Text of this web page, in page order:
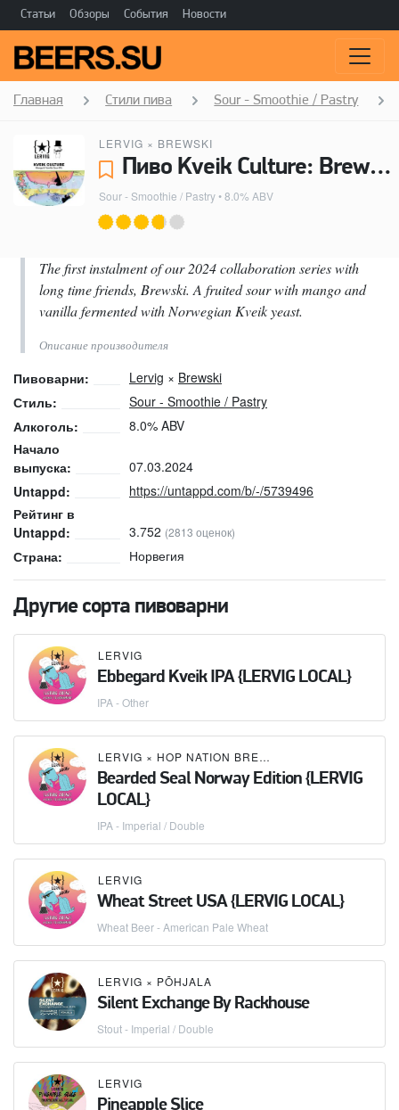
Статьи Обзоры События Новости
Главная Стили пива Sour - Smoothie / Pastry
LERVIG × BREWSKI
Пиво Kveik Culture: Brewski - Lervig, Brewski
Sour - Smoothie / Pastry• 8.0% ABV
The first instalment of our 2024 collaboration series with
long time friends, Brewski. A fruited sour with mango and
vanilla fermented with Norwegian Kveik yeast.
Описание производителя
Пивоварни: Lervig × Brewski
Стиль:
Sour - Smoothie / Pastry
Алкоголь:
8.0% ABV
Начало
выпуска:
07.03.2024
Untappd:
https://untappd.com/b/-/5739496
Рейтинг в
Untappd:
3.752 (2813 оценок)
Страна: Норвегия
Другие сорта пивоварни
LERVIG
Ebbegard Kveik IPA {LERVIG LOCAL}
IPA - Other
LERVIG × HOP NATION BREWING CO
Bearded Seal Norway Edition {LERVIG
LOCAL}
IPA - Imperial / Double
LERVIG
Wheat Street USA {LERVIG LOCAL}
Wheat Beer - American Pale Wheat
LERVIG × PÕHJALA
Silent Exchange By Rackhouse
Stout - Imperial / Double
LERVIG
Pineapple Slice